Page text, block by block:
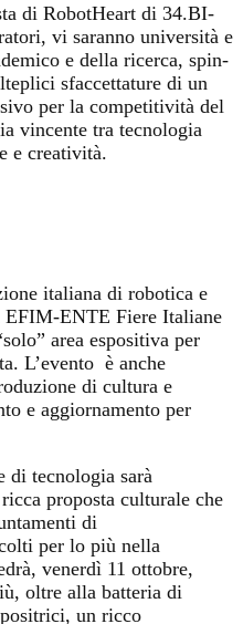
di RobotHeart di 34.BI-
vi saranno università e
e della ricerca, spin-
sfaccettature di un
per la competitività del
vincente tra tecnologia
e creatività.
italiana di robotica e
EFIM-ENTE Fiere Italiane
area espositiva per
L’evento è anche
di cultura e
e aggiornamento per
di tecnologia sarà
proposta culturale che
di
per lo più nella
venerdì 11 ottobre,
oltre alla batteria di
un ricco